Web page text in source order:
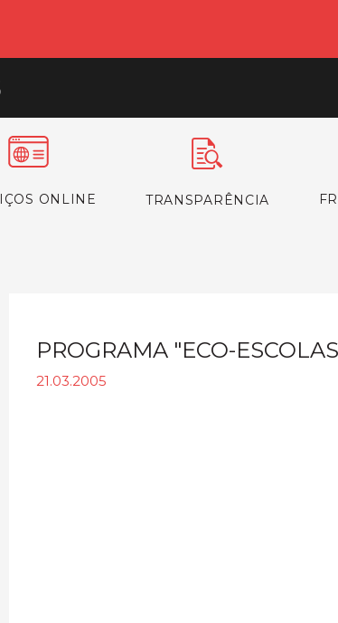
ONLINE TRANSPARÊNCIA
PROGRAMA "ECO-
21.03.2005